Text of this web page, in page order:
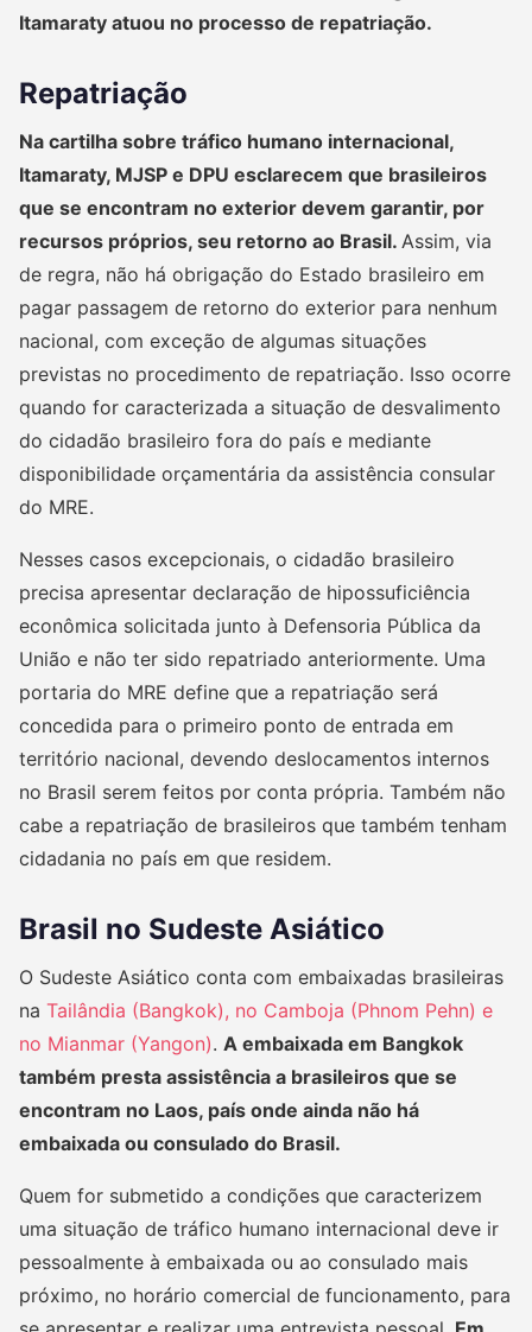
Itamaraty atuou no processo de repatriação.
Repatriação
Na cartilha sobre tráfico humano internacional,
Itamaraty, MJSP e DPU esclarecem que brasileiros
que se encontram no exterior devem garantir, por
recursos próprios, seu retorno ao Brasil. Assim, via
de regra, não há obrigação do Estado brasileiro em
pagar passagem de retorno do exterior para nenhum
nacional, com exceção de algumas situações
previstas no procedimento de repatriação. Isso ocorre
quando for caracterizada a situação de desvalimento
do cidadão brasileiro fora do país e mediante
disponibilidade orçamentária da assistência consular
do MRE.
Nesses casos excepcionais, o cidadão brasileiro
precisa apresentar declaração de hipossuficiência
econômica solicitada junto à Defensoria Pública da
União e não ter sido repatriado anteriormente. Uma
portaria do MRE define que a repatriação será
concedida para o primeiro ponto de entrada em
território nacional, devendo deslocamentos internos
no Brasil serem feitos por conta própria. Também não
cabe a repatriação de brasileiros que também tenham
cidadania no país em que residem.
Brasil no Sudeste Asiático
O Sudeste Asiático conta com embaixadas brasileiras
na Tailândia (Bangkok), no Camboja (Phnom Pehn) e
no Mianmar (Yangon). A embaixada em Bangkok
também presta assistência a brasileiros que se
encontram no Laos, país onde ainda não há
embaixada ou consulado do Brasil.
Quem for submetido a condições que caracterizem
uma situação de tráfico humano internacional deve ir
pessoalmente à embaixada ou ao consulado mais
próximo, no horário comercial de funcionamento, para